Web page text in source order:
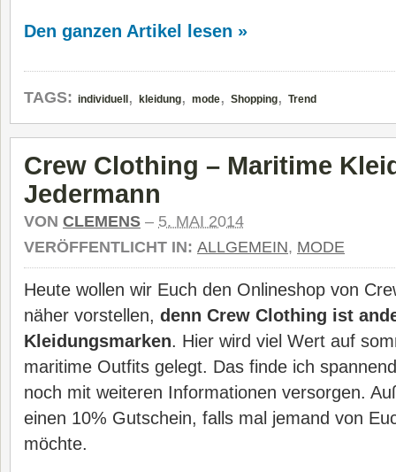
Den ganzen Artikel lesen »
TAGS: individuell , kleidung, mode, Shopping, Trend
Crew Clothing – Maritime
Jedermann
VON CLEMENS – 5. MAI 2014
VERÖFFENTLICHT IN: ALLGEMEIN, MODE
Heute wollen wir Euch den Onlineshop von
näher vorstellen, denn Crew Clothing ist
Kleidungsmarken. Hier wird viel Wert auf
maritime Outfits gelegt. Das finde ich
noch mit weiteren Informationen versorgen.
einen 10% Gutschein, falls mal jemand von
möchte.